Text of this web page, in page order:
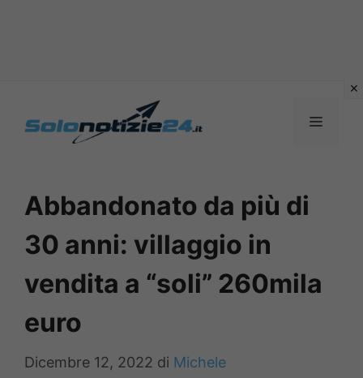
MENU
Abbandonato da più di
30 anni: villaggio in
vendita a “soli” 260mila
euro
Dicembre 12, 2022 di Michele